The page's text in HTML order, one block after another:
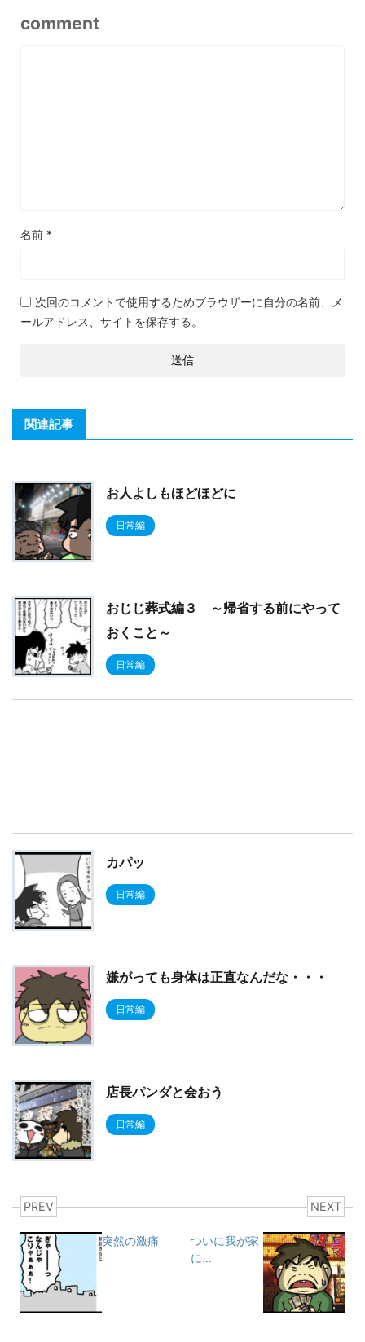
comment
名前 *
次回のコメントで使用するためブラウザーに自分の名前、メ
ールアドレス、サイトを保存する。
関連記事
お人よしもほどほどに
日常編
おじじ葬式編３ ～帰省する前にやって
おくこと～
日常編
カパッ
日常編
嫌がっても身体は正直なんだな・・・
日常編
店長パンダと会おう
日常編
PREV
突然の激痛
NEXT
ついに我が家
に…